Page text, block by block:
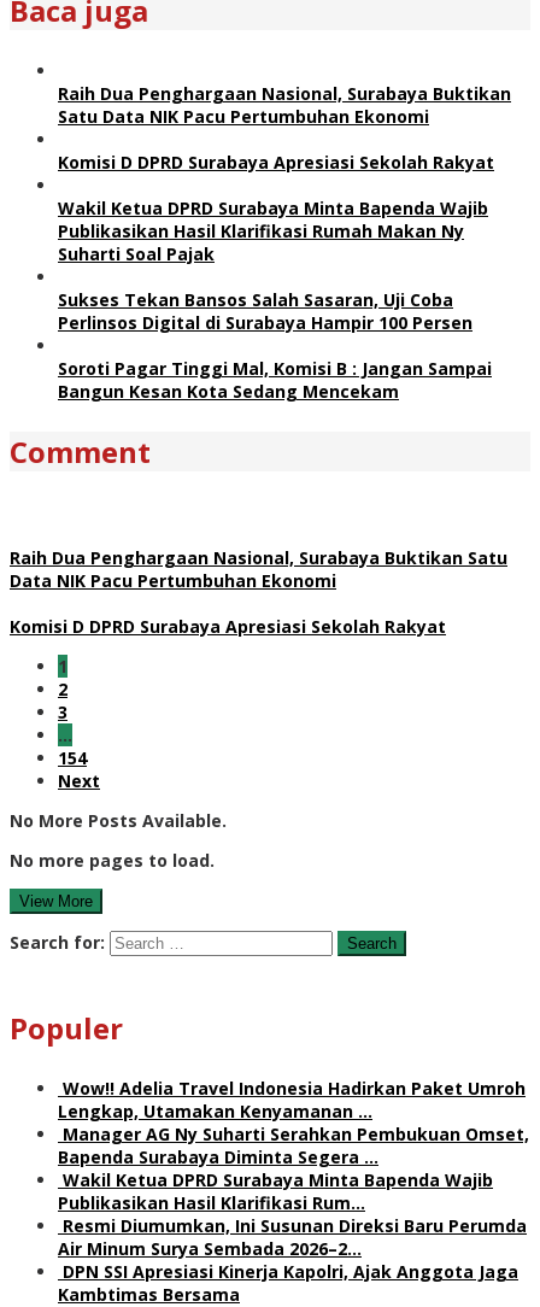
Baca juga
Raih Dua Penghargaan Nasional, Surabaya Buktikan
Satu Data NIK Pacu Pertumbuhan Ekonomi
Komisi D DPRD Surabaya Apresiasi Sekolah Rakyat
Wakil Ketua DPRD Surabaya Minta Bapenda Wajib
Publikasikan Hasil Klarifikasi Rumah Makan Ny
Suharti Soal Pajak
Sukses Tekan Bansos Salah Sasaran, Uji Coba
Perlinsos Digital di Surabaya Hampir 100 Persen
Soroti Pagar Tinggi Mal, Komisi B : Jangan Sampai
Bangun Kesan Kota Sedang Mencekam
Comment
Raih Dua Penghargaan Nasional, Surabaya Buktikan Satu
Data NIK Pacu Pertumbuhan Ekonomi
Komisi D DPRD Surabaya Apresiasi Sekolah Rakyat
1
2
3
…
154
Next
No More Posts Available.
No more pages to load.
View More
Search for:
Populer
Wow!! Adelia Travel Indonesia Hadirkan Paket Umroh
Lengkap, Utamakan Kenyamanan …
Manager AG Ny Suharti Serahkan Pembukuan Omset,
Bapenda Surabaya Diminta Segera …
Wakil Ketua DPRD Surabaya Minta Bapenda Wajib
Publikasikan Hasil Klarifikasi Rum…
Resmi Diumumkan, Ini Susunan Direksi Baru Perumda
Air Minum Surya Sembada 2026–2…
DPN SSI Apresiasi Kinerja Kapolri, Ajak Anggota Jaga
Kambtimas Bersama